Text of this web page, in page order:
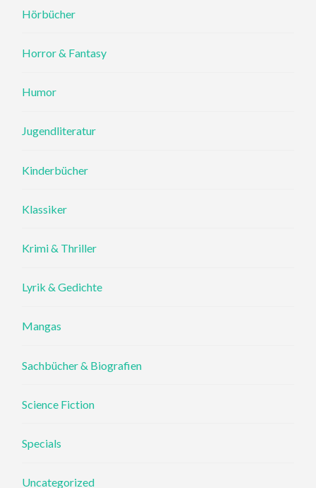
Hörbücher
Horror & Fantasy
Humor
Jugendliteratur
Kinderbücher
Klassiker
Krimi & Thriller
Lyrik & Gedichte
Mangas
Sachbücher & Biografien
Science Fiction
Specials
Uncategorized